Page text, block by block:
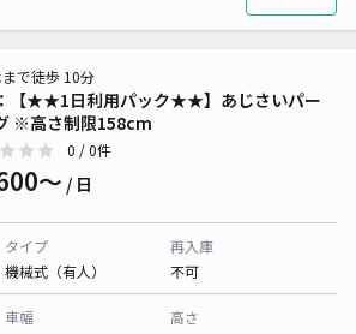
【★★1日利用パック★★】あじさいパー
※高さ制限158cm
で徒歩 10分
0 / 0件
〜 / 日
タイプ
機械式（有人）
再入庫
不可
車幅
高さ